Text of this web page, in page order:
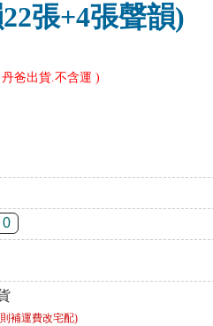
張+4張聲韻)
爸出貨.不含運 )
0
補運費改宅配)